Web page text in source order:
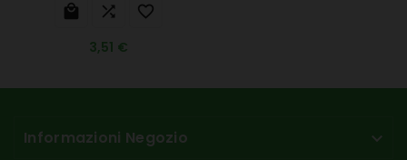
  
3,51 €
Informazioni Negozio 